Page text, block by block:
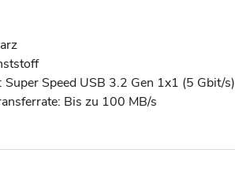
Super Speed USB 3.2 Gen 1x1 (5 Gbit/s)
Bis zu 100 MB/s